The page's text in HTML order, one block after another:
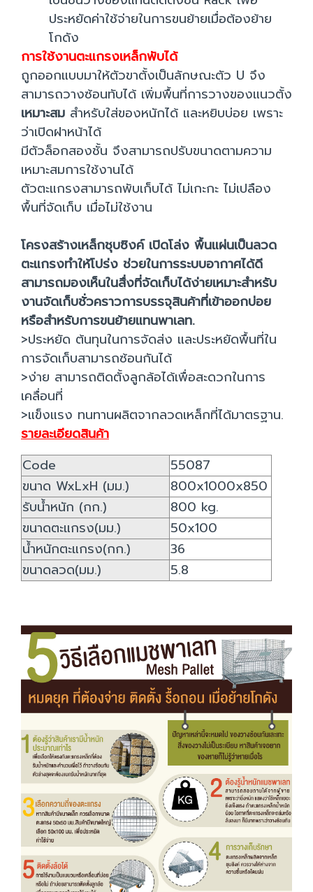
ประหยัดค่าใช้จ่ายในการขนย้ายเมื่อต้องย้าย
โกดัง
การใช้งานตะแกรงเหล็กพับได้
ถูกออกแบบมาให้ตัวขาตั้งเป็นลักษณะตัว U จึง
สามารถวางซ้อนทับได้ เพิ่มพื้นที่การวางของแนวตั้ง
เหมาะสม สำหรับใส่ของหนักได้ และหยิบบ่อย เพราะ
ว่าเปิดฝาหน้าได้
มีตัวล็อกสองชั้น จึงสามารถปรับขนาดตามความ
เหมาะสมการใช้งานได้
ตัวตะแกรงสามารถพับเก็บได้ ไม่เกะกะ ไม่เปลือง
พื้นที่จัดเก็บ เมื่อไม่ใช้งาน
โครงสร้างเหล็กชุบซิงค์ เปิดโล่ง พื้นแผ่นเป็นลวด
ตะแกรงทำให้โปร่ง ช่วยในการระบบอากาศได้ดี
สามารถมองเห็นในสื่งที่จัดเก็บได้ง่ายเหมาะสำหรับ
งานจัดเก็บชั่วคราวการบรรจุสินค้าที่เข้าออกบ่อย
หรือสำหรับการขนย้ายแทนพาเลท.
>ประหยัด ต้นทุนในการจัดส่ง และประหยัดพื้นที่ใน
การจัดเก็บสามารถซ้อนกันได้
>ง่าย สามารถติดตั้งลูกล้อได้เพื่อสะดวกในการ
เคลื่อนที่
>แข็งแรง ทนทานผลิตจากลวดเหล็กที่ได้มาตรฐาน.
รายละเอียดสินค้า
Code
55087
ขนาด WxLxH (มม.)
800x1000x850
รับน้ำหนัก (กก.)
800 kg.
ขนาดตะแกรง(มม.)
50x100
น้ำหนักตะแกรง(กก.)
36
ขนาดลวด(มม.)
5.8